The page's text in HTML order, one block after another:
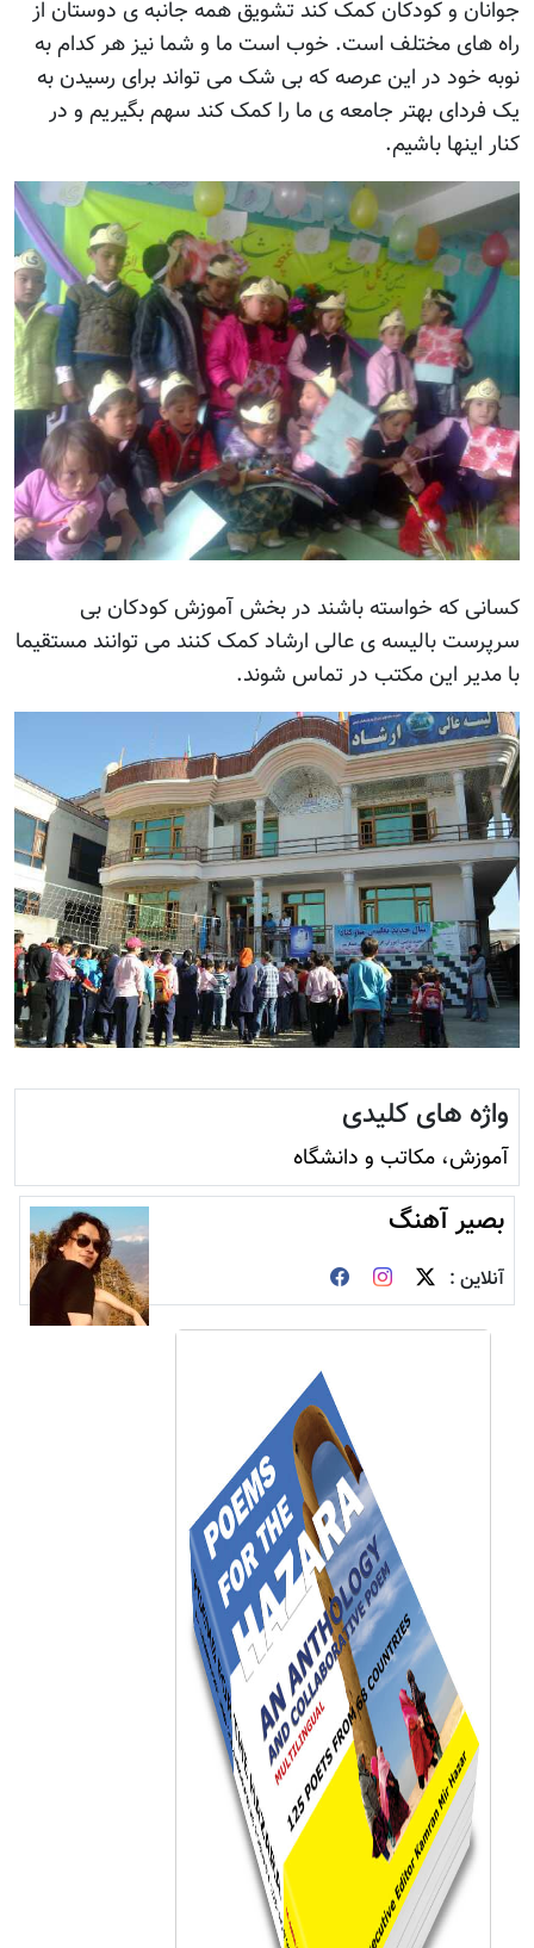
جوانان و کودکان کمک کند تشویق همه جانبه ی دوستان از
راه های مختلف است. خوب است ما و شما نیز هر کدام به
نوبه خود در این عرصه که بی شک می تواند برای رسیدن به
یک فردای بهتر جامعه ی ما را کمک کند سهم بگیریم و در
کنار اینها باشیم.
کسانی که خواسته باشند در بخش آموزش کودکان بی
سرپرست بالیسه ی عالی ارشاد کمک کنند می توانند مستقیما
با مدیر این مکتب در تماس شوند.
واژه های کلیدی
آموزش، مکاتب و دانشگاه
بصیر آهنگ
آنلاین :